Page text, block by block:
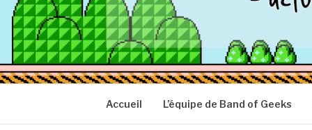
BAND OF
Actu Geek d'hier et d'aujourd'hui
Accueil L’équipe de Band of Geeks